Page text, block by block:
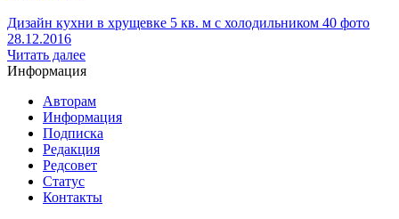
Дизайн кухни в хрущевке 5 кв. м с холодильником 40 фото
28.12.2016
Читать далее
Информация
Авторам
Информация
Подписка
Редакция
Редсовет
Статус
Контакты